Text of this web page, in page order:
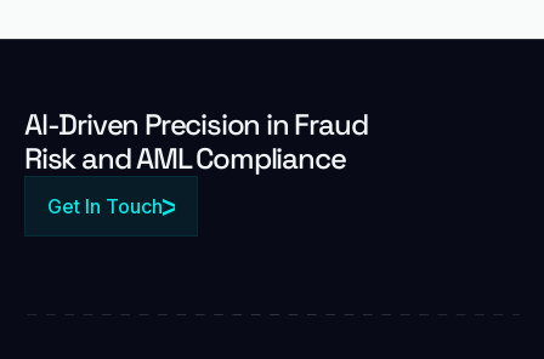
Al-Driven Precision in Fraud
Risk and AML Compliance
Get In Touch